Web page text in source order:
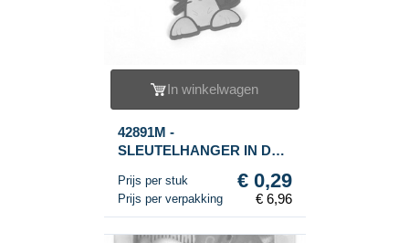
In winkelwagen
42891M -
SLEUTELHANGER IN DE
(24st.)
Prijs per stuk € 0,29
Prijs per verpakking € 6,96